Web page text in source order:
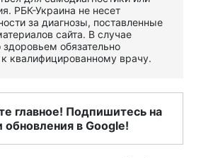
РБК-Украина не несет
за диагнозы, поставленные
сайта. В случае
обязательно
к квалифицированному врачу.
главное! Подпишитесь на
обновления в Google!